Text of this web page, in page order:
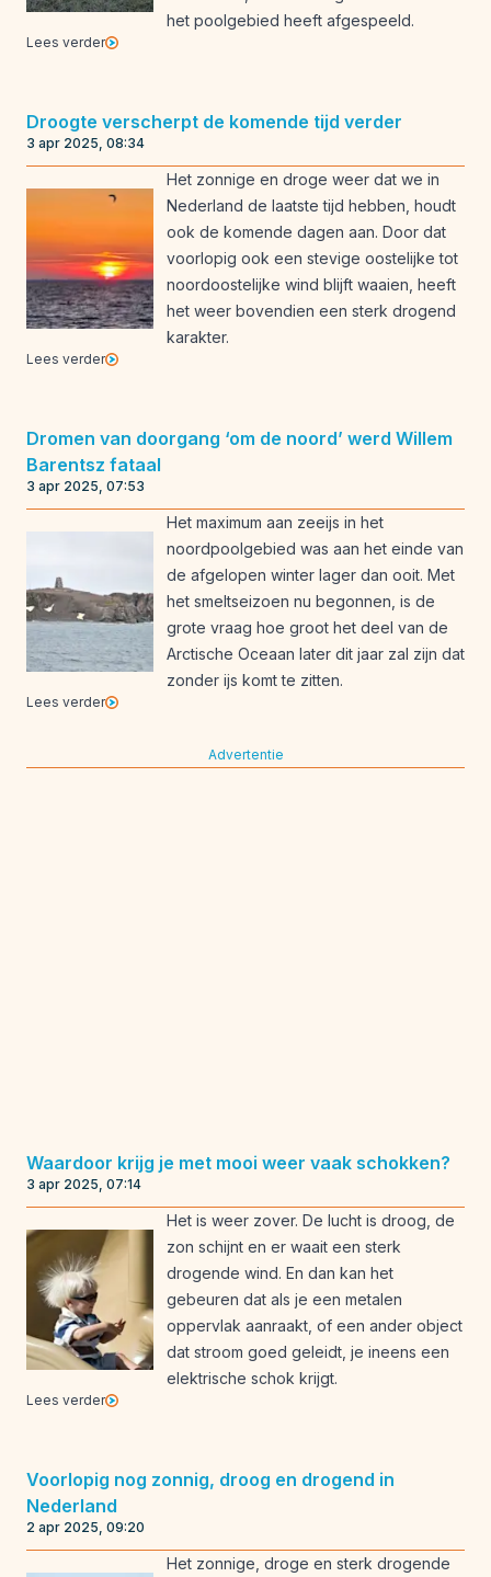
het poolgebied heeft afgespeeld.
Lees verder
Droogte verscherpt de komende tijd verder
3 apr 2025, 08:34
Het zonnige en droge weer dat we in
Nederland de laatste tijd hebben, houdt
ook de komende dagen aan. Door dat
voorlopig ook een stevige oostelijke tot
noordoostelijke wind blijft waaien, heeft
het weer bovendien een sterk drogend
karakter.
Lees verder
Dromen van doorgang ‘om de noord’ werd Willem
Barentsz fataal
3 apr 2025, 07:53
Het maximum aan zeeijs in het
noordpoolgebied was aan het einde van
de afgelopen winter lager dan ooit. Met
het smeltseizoen nu begonnen, is de
grote vraag hoe groot het deel van de
Arctische Oceaan later dit jaar zal zijn dat
zonder ijs komt te zitten.
Lees verder
Advertentie
Waardoor krijg je met mooi weer vaak schokken?
3 apr 2025, 07:14
Het is weer zover. De lucht is droog, de
zon schijnt en er waait een sterk
drogende wind. En dan kan het
gebeuren dat als je een metalen
oppervlak aanraakt, of een ander object
dat stroom goed geleidt, je ineens een
elektrische schok krijgt.
Lees verder
Voorlopig nog zonnig, droog en drogend in
Nederland
2 apr 2025, 09:20
Het zonnige, droge en sterk drogende